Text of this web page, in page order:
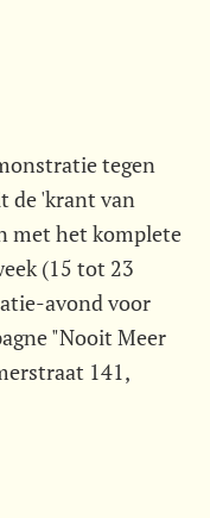
tegen
de 'krant van
met het komplete
(15 tot 23
avond voor
"Nooit Meer
141,